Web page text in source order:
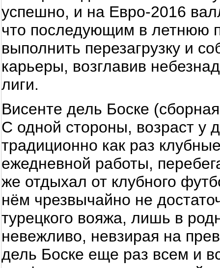
успешно, и на Евро-2016
что последующим в летнюю
выполнить перезагрузку и
карьеры, возглавив
лиги.
Висенте дель Боске
С одной стороны, возраст у
традиционно как раз
ежедневной работы,
же отдыхал от клубного
нём чрезвычайно не
турецкого вояжа, лишь в
невежливо, невзирая на
дель Боске еще раз всем и